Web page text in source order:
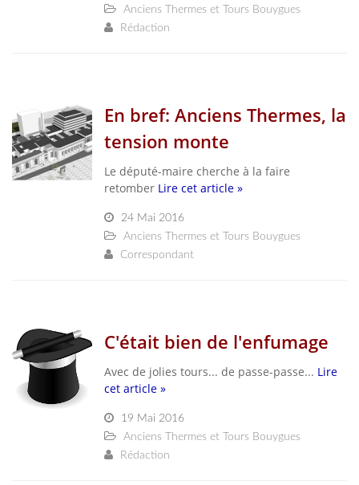
Anciens Thermes et Tours Bouygues
Rédaction
En bref: Anciens Thermes, la
tension monte
Le député-maire cherche à la faire
retomber Lire cet article »
24 Mai 2016
Anciens Thermes et Tours Bouygues
Correspondant
C'était bien de l'enfumage
Avec de jolies tours... de passe-passe... Lire
cet article »
19 Mai 2016
Anciens Thermes et Tours Bouygues
Rédaction